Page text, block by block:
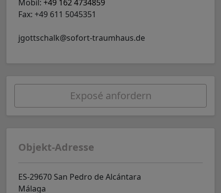
Mobil: +49 162 4734859
Fax: +49 611 5045351
jgottschalk@sofort-traumhaus.de
Exposé anfordern
Objekt-Adresse
ES-29670 San Pedro de Alcántara
Málaga